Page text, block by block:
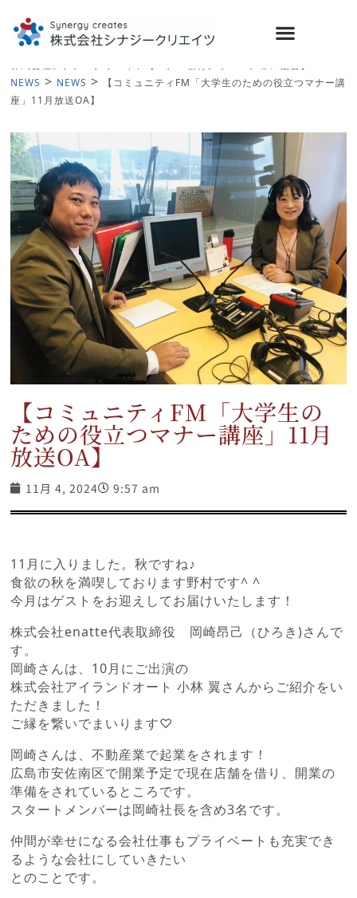
NEWS > NEWS >
【コミュニティFM「大学生のための役立つマナー講
座」11月放送OA】
【コミュニティFM「大学生の
ための役立つマナー講座」11月
放送OA】
11月 4, 2024 9:57 am
11月に入りました。秋ですね♪
食欲の秋を満喫しております野村です^ ^
今月はゲストをお迎えしてお届けいたします！
株式会社enatte代表取締役 岡崎昂己（ひろき)さんで
す。
岡崎さんは、10月にご出演の
株式会社アイランドオート 小林 翼さんからご紹介をい
ただきました！
ご縁を繋いでまいります♡
岡崎さんは、不動産業で起業をされます！
広島市安佐南区で開業予定で現在店舗を借り、開業の
準備をされているところです。
スタートメンバーは岡崎社長を含め3名です。
仲間が幸せになる会社仕事もプライベートも充実でき
るような会社にしていきたい
とのことです。